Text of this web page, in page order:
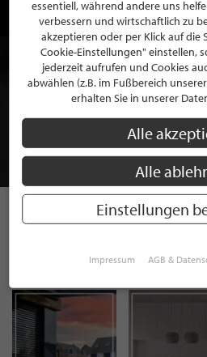
BEWERBEN SIE SICH
MITGLIEDSCHAFT
JETZT GRATIS
essentiell, während andere uns
verbessern und wirtschaftlich zu
akzeptieren oder per Klick auf die
Cookie-Einstellungen" einstellen,
jederzeit aufrufen und Cookies
abwählen (z.B. im Fußbereich
erhalten Sie in unserer
Alle
Alle
Einstellungen
Impressum AGB &